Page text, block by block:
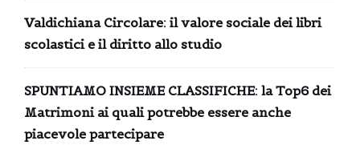
Valdichiana Circolare: il valore sociale dei libri
scolastici e il diritto allo studio
SPUNTIAMO INSIEME CLASSIFICHE: la Top6 dei
Matrimoni ai quali potrebbe essere anche
piacevole partecipare